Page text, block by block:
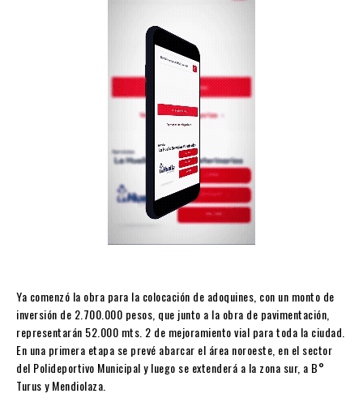
Ya comenzó la obra para la colocación de adoquines, con un monto de
inversión de 2.700.000 pesos, que junto a la obra de pavimentación,
representarán 52.000 mts. 2 de mejoramiento vial para toda la ciudad.
En una primera etapa se prevé abarcar el área noroeste, en el sector
del Polideportivo Municipal y luego se extenderá a la zona sur, a B°
Turus y Mendiolaza.